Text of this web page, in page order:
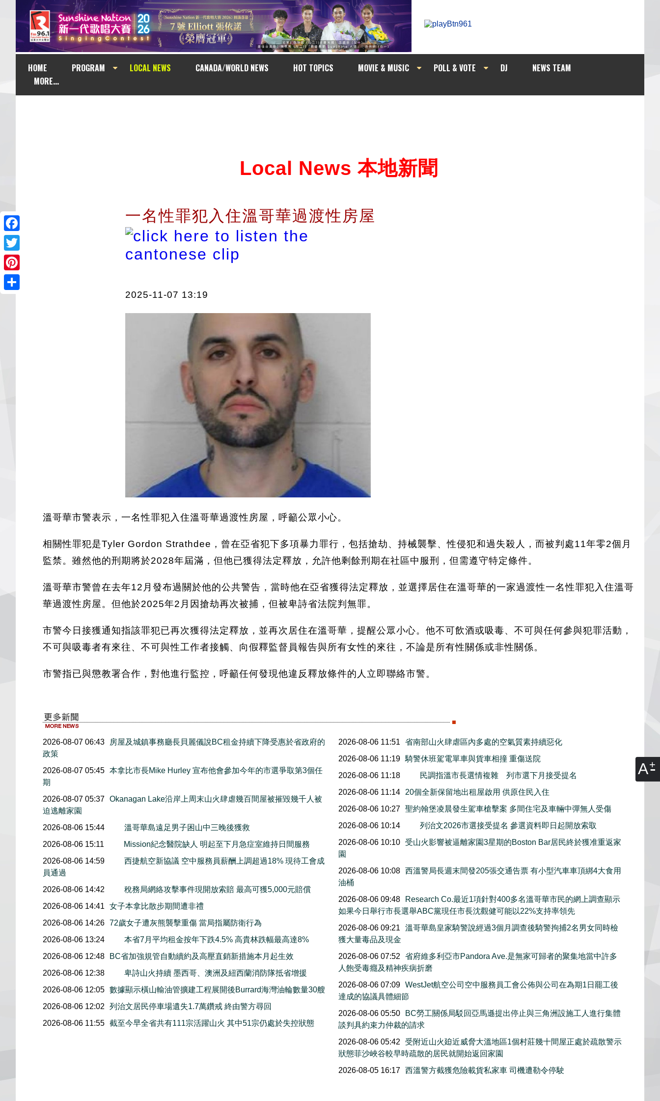
A
HOME PROGRAM LOCAL NEWS CANADA/WORLD NEWS HOT TOPICS MOVIE & MUSIC POLL & VOTE DJ
NEWS TEAM
MORE...
Facebook
Twitter
Pinterest
Local News 本地新聞
一名性罪犯入住溫哥華過渡性房屋
2025-11-07 13:19
溫哥華市警表示，一名性罪犯入住溫哥華過渡性房屋，呼籲公眾小心。
相關性罪犯是Tyler Gordon Strathdee，曾在亞省犯下多項暴力罪行，包括搶劫、持械襲擊、性侵犯和過失殺人，而被判處11年零2個月
監禁。雖然他的刑期將於2028年屆滿，但他已獲得法定釋放，允許他剩餘刑期在社區中服刑，但需遵守特定條件。
溫哥華市警曾在去年12月發布過關於他的公共警告，當時他在亞省獲得法定釋放，並選擇居住在溫哥華的一家過渡性一名性罪犯入住溫哥
華過渡性房屋。但他於2025年2月因搶劫再次被捕，但被卑詩省法院判無罪。
市警今日接獲通知指該罪犯已再次獲得法定釋放，並再次居住在溫哥華，提醒公眾小心。他不可飲酒或吸毒、不可與任何參與犯罪活動，
不可與吸毒者有來往、不可與性工作者接觸、向假釋監督員報告與所有女性的來往，不論是所有性關係或非性關係。
市警指已與懲教署合作，對他進行監控，呼籲任何發現他違反釋放條件的人立即聯絡市警。
2026-08-07 06:43
房屋及城鎮事務廳長貝麗儀說BC租金持續下降受惠於省政府的
政策
2026-08-07 05:45 本拿比市長Mike Hurley 宣布他會參加今年的市選爭取第3個任
期
2026-08-07 05:37 Okanagan Lake沿岸上周末山火肆虐幾百間屋被摧毀幾千人被
迫逃離家園
2026-08-06 15:44
溫哥華島遠足男子困山中三晚後獲救
2026-08-06 15:11
Mission紀念醫院缺人 明起至下月急症室維持日間服務
2026-08-06 14:59
西捷航空新協議 空中服務員薪酬上調超過18% 現待工會成
員通過
2026-08-06 14:42
稅務局網絡攻擊事件現開放索賠 最高可獲5,000元賠償
2026-08-06 14:41
女子本拿比散步期間遭非禮
2026-08-06 14:26 72歲女子遭灰熊襲擊重傷 當局指屬防衛行為
2026-08-06 13:24
本省7月平均租金按年下跌4.5% 高貴林跌幅最高達8%
2026-08-06 12:48
BC省加強規管自動續約及高壓直銷新措施本月起生效
2026-08-06 12:38
卑詩山火持續 墨西哥、澳洲及紐西蘭消防隊抵省增援
2026-08-06 12:05 數據顯示橫山輸油管擴建工程展開後Burrard海灣油輪數量30艘
2026-08-06 12:02
列治文居民停車場遺失1.7萬鑽戒 終由警方尋回
2026-08-06 11:55 截至今早全省共有111宗活躍山火 其中51宗仍處於失控狀態
2026-08-06 11:51
省南部山火肆虐區內多處的空氣質素持續惡化
2026-08-06 11:19
騎警休班駕電單車與貨車相撞 重傷送院
2026-08-06 11:18
民調指溫市長選情複雜 列市選下月接受提名
2026-08-06 11:14
20個全新保留地出租屋啟用 供原住民入住
2026-08-06 10:27
聖約翰堡凌晨發生駕車槍擊案 多間住宅及車輛中彈無人受傷
2026-08-06 10:14
列治文2026市選接受提名 參選資料即日起開放索取
2026-08-06 10:10
受山火影響被逼離家園3星期的Boston Bar居民終於獲准重返家
園
2026-08-06 10:08
西溫警局長週末間發205張交通告票 有小型汽車車頂綁4大食用
油桶
2026-08-06 09:48
Research Co.最近1項針對400多名溫哥華市民的網上調查顯示
如果今日舉行市長選舉ABC黨現任市長沈觀健可能以22%支持率領先
2026-08-06 09:21
溫哥華島皇家騎警說經過3個月調查後騎警拘捕2名男女同時檢
獲大量毒品及現金
2026-08-06 07:52
省府維多利亞市Pandora Ave.是無家可歸者的聚集地當中許多
人飽受毒癮及精神疾病折磨
2026-08-06 07:09
WestJet航空公司空中服務員工會公佈與公司在為期1日罷工後
達成的協議具體細節
2026-08-06 05:50
BC勞工關係局駁回亞馬遜提出停止與三角洲設施工人進行集體
談判具約束力仲裁的請求
2026-08-06 05:42
受附近山火廹近威脅大溫地區1個村莊幾十間屋正處於疏散警示
狀態菲沙峽谷較早時疏散的居民就開始返回家園
2026-08-05 16:17
西溫警方截獲危險載貨私家車 司機遭勒令停駛